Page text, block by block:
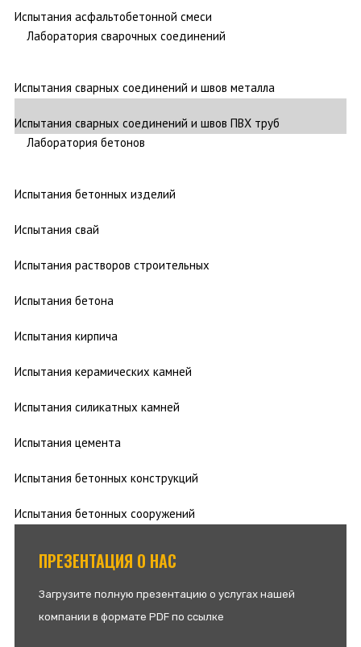
Испытания асфальтобетонной смеси
Лаборатория сварочных соединений
Испытания сварных соединений и швов металла
Испытания сварных соединений и швов ПВХ труб
Лаборатория бетонов
Испытания бетонных изделий
Испытания свай
Испытания растворов строительных
Испытания бетона
Испытания кирпича
Испытания керамических камней
Испытания силикатных камней
Испытания цемента
Испытания бетонных конструкций
Испытания бетонных сооружений
ПРЕЗЕНТАЦИЯ О НАС
Загрузите полную презентацию о услугах нашей
компании в формате PDF по ссылке